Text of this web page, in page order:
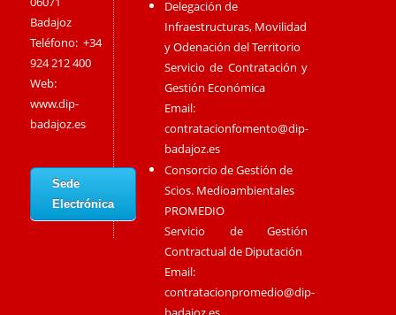
Badajoz
Teléfono: +34
924 212 400
Web:
www.dip-
badajoz.es
Sede
Electrónica
Delegación de
Infraestructuras, Movilidad
y Odenación del Territorio
Servicio de Contratación y
Gestión Económica
Email:
contratacionfomento@dip-
badajoz.es
Consorcio de Gestión de
Scios. Medioambientales
PROMEDIO
Servicio de Gestión
Contractual de Diputación
Email:
contratacionpromedio@dip-